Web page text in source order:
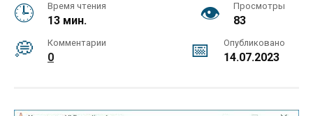
Время чтения
13 мин.
Просмотры
83
Комментарии
0
Опубликовано
14.07.2023